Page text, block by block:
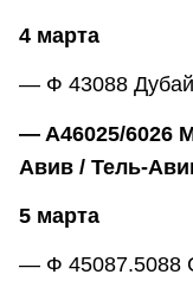
4 марта
— Ф 43088
— A46025/6026
Авив / Тель-
5 марта
— Ф 45087.5088